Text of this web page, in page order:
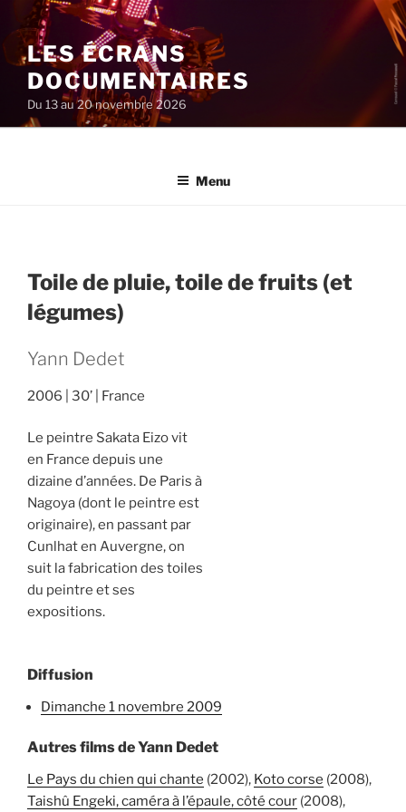
au
contenu
principal
LES ÉCRANS
DOCUMENTAIRES
Du 13 au 20 novembre 2026
Menu
Toile de pluie, toile de fruits (et
légumes)
Yann Dedet
2006 30’ France
Le peintre Sakata Eizo vit
en France depuis une
dizaine d’années. De Paris à
Nagoya (dont le peintre est
originaire), en passant par
Cunlhat en Auvergne, on
suit la fabrication des toiles
du peintre et ses
expositions.
Diffusion
dimanche 1 novembre 2009
Autres films de Yann Dedet
Le Pays du chien qui chante (2002), Koto corse (2008),
Taishû Engeki, caméra à l’épaule, côté cour (2008),